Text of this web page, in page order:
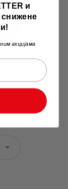
и
снижене
акцијама